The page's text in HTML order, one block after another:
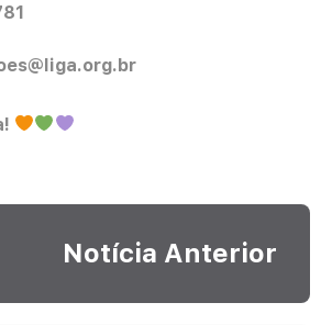
Notícia Anterior